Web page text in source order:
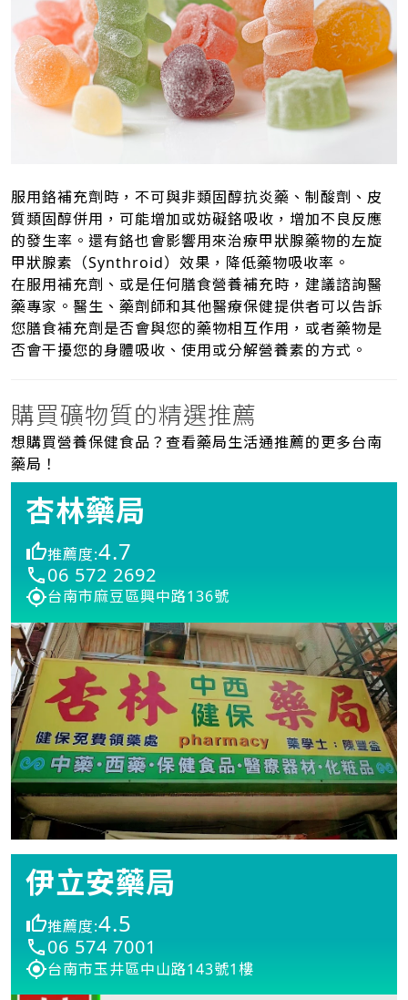
服用鉻補充劑時，不可與非類固醇抗炎藥、制酸劑、皮
質類固醇併用，可能增加或妨礙鉻吸收，增加不良反應
的發生率。還有鉻也會影響用來治療甲狀腺藥物的左旋
甲狀腺素（Synthroid）效果，降低藥物吸收率。
在服用補充劑、或是任何膳食營養補充時，建議諮詢醫
藥專家。醫生、藥劑師和其他醫療保健提供者可以告訴
您膳食補充劑是否會與您的藥物相互作用，或者藥物是
否會干擾您的身體吸收、使用或分解營養素的方式。
購買礦物質的精選推薦
想購買營養保健食品？查看藥局生活通推薦的更多台南
藥局！
杏林藥局
推薦度:4.7
06 572 2692
台南市麻豆區興中路136號
伊立安藥局
推薦度:4.5
06 574 7001
台南市玉井區中山路143號1樓